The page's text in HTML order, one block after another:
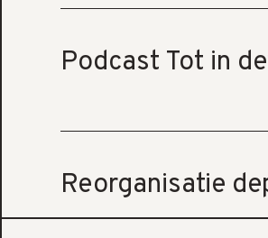
Podcast Tot in
Reorganisatie